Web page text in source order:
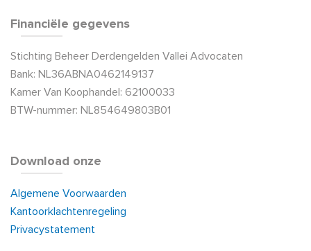
Financiële gegevens
Stichting Beheer Derdengelden Vallei Advocaten
Bank: NL36ABNA0462149137
Kamer Van Koophandel: 62100033
BTW-nummer: NL854649803B01
Download onze
Algemene Voorwaarden
Kantoorklachtenregeling
Privacystatement